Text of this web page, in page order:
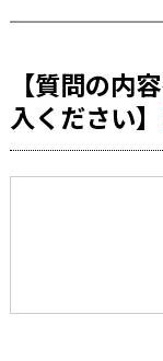
【質問の内
入ください】